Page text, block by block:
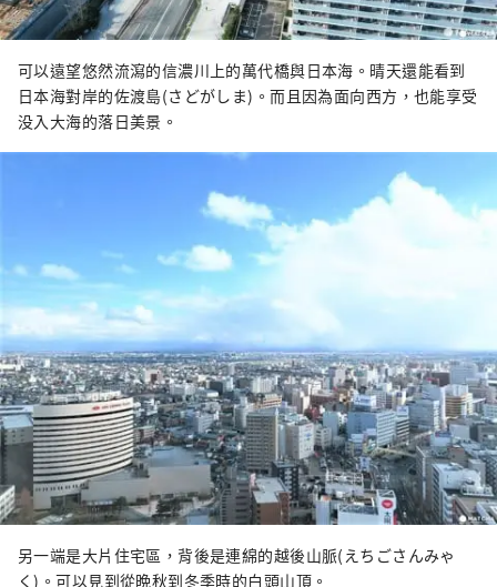
可以遠望悠然流瀉的信濃川上的萬代橋與日本海。晴天還能看到
日本海對岸的佐渡島(さどがしま)。而且因為面向西方，也能享受
没入大海的落日美景。
另一端是大片住宅區，背後是連綿的越後山脈(えちごさんみゃ
く)。可以見到從晩秋到冬季時的白頭山頂。